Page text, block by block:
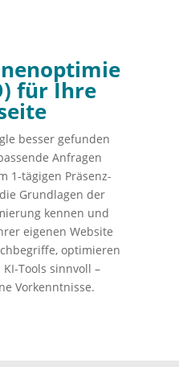
für Ihre
besser gefunden
Anfragen
1-tägigen Präsenz-
Grundlagen der
kennen und
eigenen Website
optimieren
Tools sinnvoll –
Vorkenntnisse.